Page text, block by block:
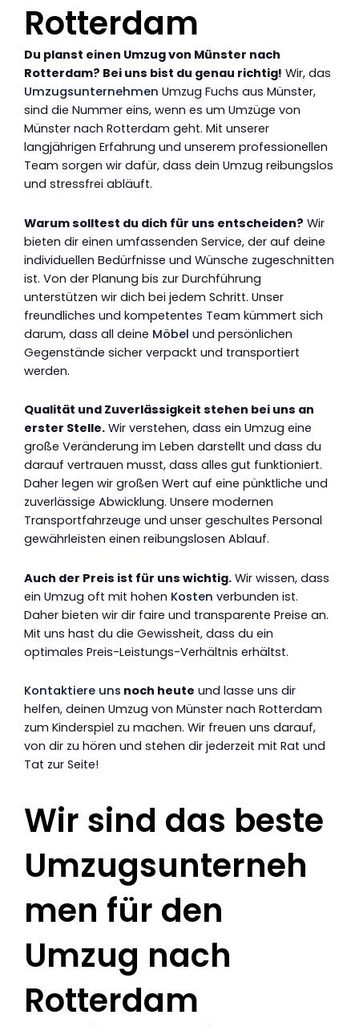
Rotterdam
Du planst einen Umzug von Münster nach
Rotterdam? Bei uns bist du genau richtig! Wir, das
Umzugsunternehmen Umzug Fuchs aus Münster,
sind die Nummer eins, wenn es um Umzüge von
Münster nach Rotterdam geht. Mit unserer
langjährigen Erfahrung und unserem professionellen
Team sorgen wir dafür, dass dein Umzug reibungslos
und stressfrei abläuft.
Warum solltest du dich für uns entscheiden? Wir
bieten dir einen umfassenden Service, der auf deine
individuellen Bedürfnisse und Wünsche zugeschnitten
ist. Von der Planung bis zur Durchführung
unterstützen wir dich bei jedem Schritt. Unser
freundliches und kompetentes Team kümmert sich
darum, dass all deine Möbel und persönlichen
Gegenstände sicher verpackt und transportiert
werden.
Qualität und Zuverlässigkeit stehen bei uns an
erster Stelle. Wir verstehen, dass ein Umzug eine
große Veränderung im Leben darstellt und dass du
darauf vertrauen musst, dass alles gut funktioniert.
Daher legen wir großen Wert auf eine pünktliche und
zuverlässige Abwicklung. Unsere modernen
Transportfahrzeuge und unser geschultes Personal
gewährleisten einen reibungslosen Ablauf.
Auch der Preis ist für uns wichtig. Wir wissen, dass
ein Umzug oft mit hohen Kosten verbunden ist.
Daher bieten wir dir faire und transparente Preise an.
Mit uns hast du die Gewissheit, dass du ein
optimales Preis-Leistungs-Verhältnis erhältst.
Kontaktiere uns noch heute und lasse uns dir
helfen, deinen Umzug von Münster nach Rotterdam
zum Kinderspiel zu machen. Wir freuen uns darauf,
von dir zu hören und stehen dir jederzeit mit Rat und
Tat zur Seite!
Wir sind das beste
Umzugsunterneh
men für den
Umzug nach
Rotterdam